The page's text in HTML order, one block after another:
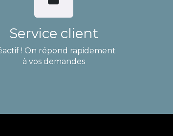
Service client
! On répond rapidement
à vos demandes